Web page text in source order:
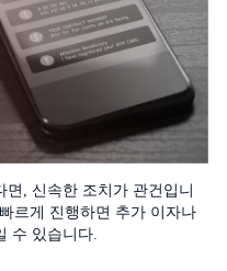
, 신속한 조치가 관건입니
르게 진행하면 추가 이자나
수 있습니다.